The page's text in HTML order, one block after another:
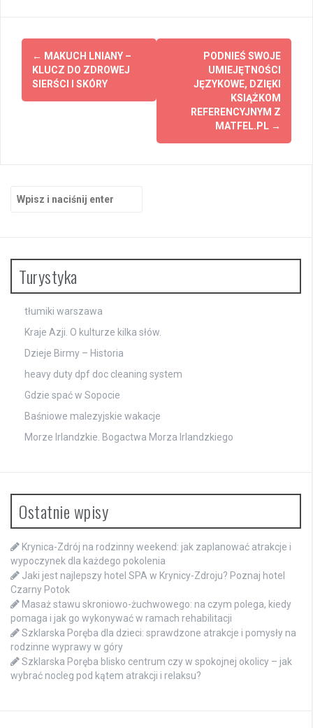
Zobacz
wpisy
← MAKUCH LNIANY –
KLUCZ DO ZDROWEJ
SIERŚCI I SKÓRY
PODNIEŚ SWOJE
UMIEJĘTNOŚCI
JĘZYKOWE, DZIĘKI
KSIĄŻKOM
REFERENCYJNYM Z
MATFEL.PL →
Szukaj:
Turystyka
tłumiki warszawa
Kraje Azji. O kulturze kilka słów.
Dzieje Birmy – Historia
heavy duty dpf doc cleaning system
Gdzie spać w Sopocie
Baśniowe malezyjskie wakacje
Morze Irlandzkie. Bogactwa Morza Irlandzkiego
Ostatnie wpisy
Krynica-Zdrój na rodzinny weekend: jak zaplanować atrakcje i
wypoczynek dla każdego pokolenia
Jaki jest najlepszy hotel SPA w Krynicy-Zdroju? Poznaj hotel
Czarny Potok
Masaż stawu skroniowo-żuchwowego: na czym polega, kiedy
pomaga i jak go wykonywać w ramach rehabilitacji
Szklarska Poręba dla dzieci: sprawdzone atrakcje i pomysły na
rodzinne wyprawy w góry
Szklarska Poręba blisko centrum czy w spokojnej okolicy – jak
wybrać nocleg pod kątem atrakcji i relaksu?